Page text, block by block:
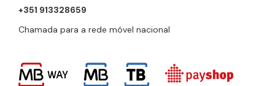
+351 913328659
Chamada para a rede móvel nacional